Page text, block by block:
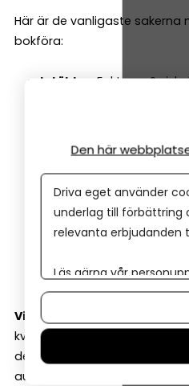
Här är de vanligaste
bokföra:
Intäkter: Fakturor,
Skatter och avgifter:
Lön:Utbetalad lön från
Eget uttag / egen
Tillgångar: Maskiner,
lag.
Viktigt:
Den nya kvittolagen
kvitton kan sparas digitalt
dem på papper. Ett bra
automatiskt genom en smart
Den här
Driva eget använder
underlag till förbättring
relevanta erbjudanden
Läs gärna vår
Om du vill ändra ditt